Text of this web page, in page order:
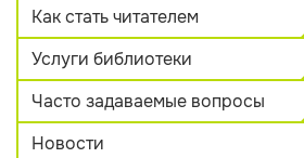
Как стать читателем
Услуги библиотеки
Часто задаваемые вопросы
Новости